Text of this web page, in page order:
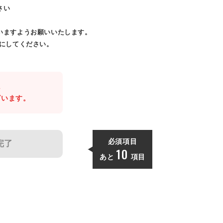
い
すようお願いいたします。
してください。
ます。
了 必須項目
あと 10 項目